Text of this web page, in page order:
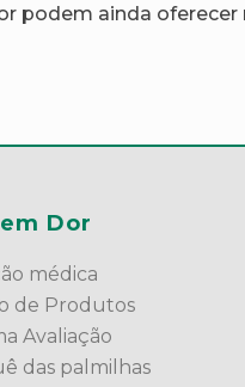
podem ainda
Dor
médica
de Produtos
Avaliação
das palmilhas